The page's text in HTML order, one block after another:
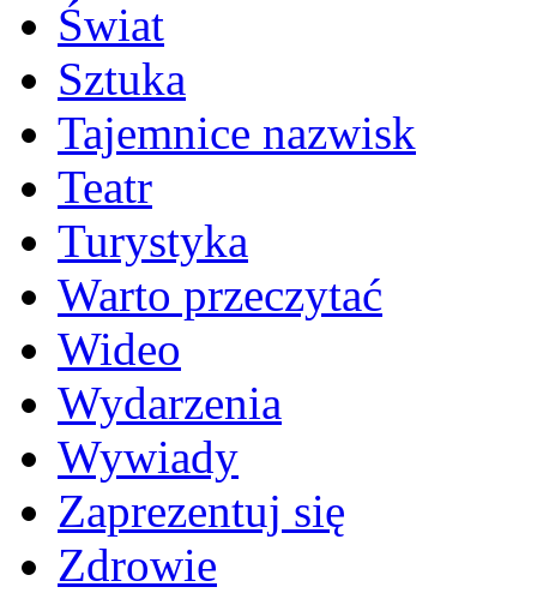
Świat
Sztuka
Tajemnice nazwisk
Teatr
Turystyka
Warto przeczytać
Wideo
Wydarzenia
Wywiady
Zaprezentuj się
Zdrowie